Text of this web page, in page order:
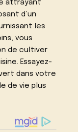
attrayant
d’un
les
vous
de cultiver
Essayez-
dans votre
de vie plus